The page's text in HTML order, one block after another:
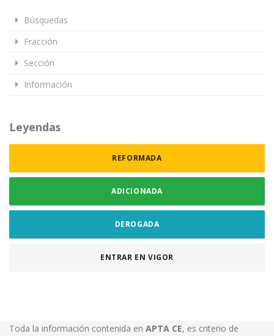
Búsquedas
Fracción
Sección
Información
Leyendas
REFORMADA
ADICIONADA
DEROGADA
ENTRAR EN VIGOR
Toda la información contenida en APTA CE, es criterio de